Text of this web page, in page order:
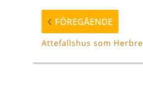
Föregående
inlägg
FÖREGÅENDE
Attefallshus som Herbre